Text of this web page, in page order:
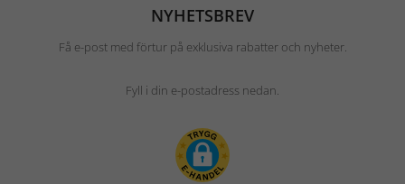
NYHETSBREV
Få e-post med förtur på exklusiva rabatter och nyheter.
Fyll i din e-postadress nedan.